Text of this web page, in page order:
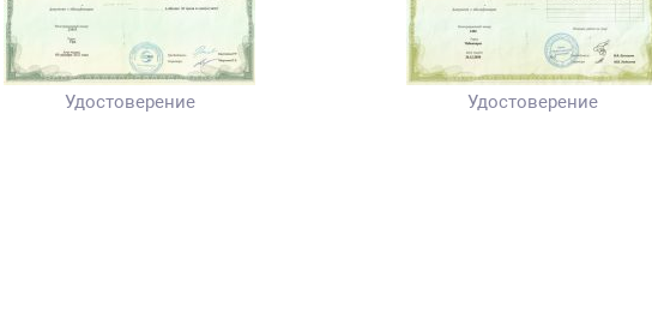
Удостоверение Удостоверение